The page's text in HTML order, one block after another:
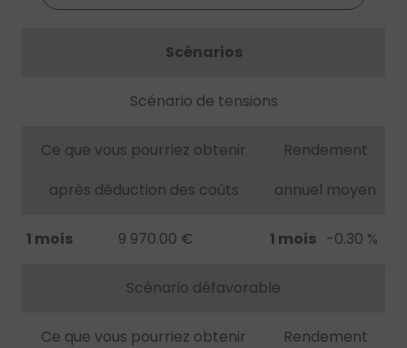
Scénarios
Scénario de tensions
Ce que vous pourriez obtenir
après déduction des coûts
Rendement
annuel moyen
1 mois 9 970.00 € 1 mois -0.30 %
Scénario défavorable
Ce que vous pourriez obtenir
Rendement